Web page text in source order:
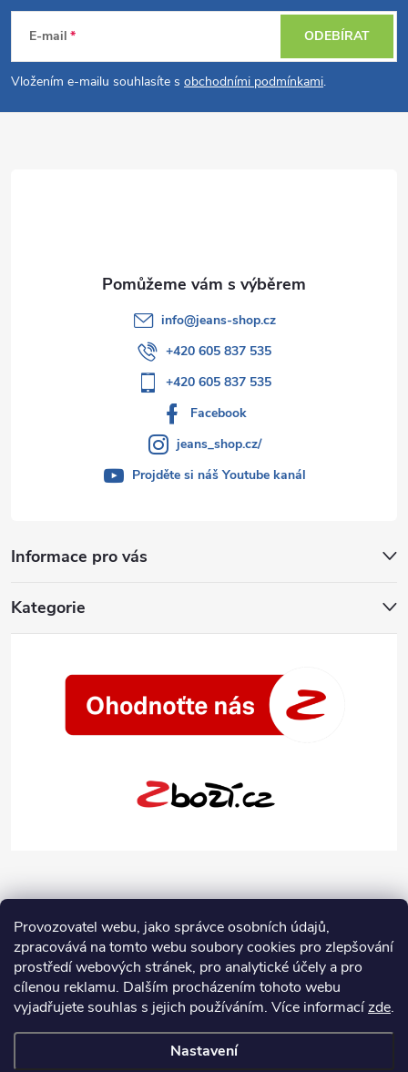
Provozovatel webu, jako správce osobních údajů,
zpracovává na tomto webu soubory cookies pro zlepšování
prostředí webových stránek, pro analytické účely a pro
cílenou reklamu. Dalším procházením tohoto webu
vyjadřujete souhlas s jejich používáním. Více informacízde.
Nastavení
p
a
E-mail
Vložením e-mailu souhlasíte s obchodními podmínkami.
ODEBÍRAT
Informace pro vás
Kategorie
info@jeans-shop.cz
+420 605 837 535
+420 605 837 535
Facebook
jeans_shop.cz/
Projděte si náš Youtube kanál